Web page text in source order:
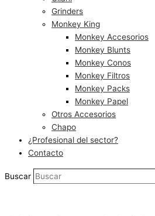
Grinders
Monkey King
Monkey Accesorios
Monkey Blunts
Monkey Conos
Monkey Filtros
Monkey Packs
Monkey Papel
Otros Accesorios
Chapo
¿Profesional del sector?
Contacto
Buscar